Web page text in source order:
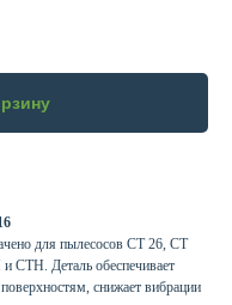
для пылесосов CT 26, CT
CTH. Деталь обеспечивает
снижает вибрации